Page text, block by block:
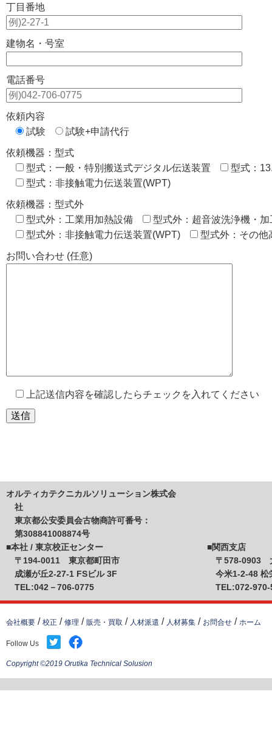
丁目番地
建物名・号室
電話番号
依頼内容
試験
試験+申請代行
依頼機器：型式
型式：一般・特別搬送式デジタル伝送装置
型式：
型式：非接触電力伝送装置(WPT)
依頼機器：型式外
型式外：工業用加熱設備
型式外：超音波洗浄機・加
型式外：非接触電力伝送装置(WPT)
型式外：その他
お問い合わせ (任意)
上記送信内容を確認したらチェックを入れてください
オルティカテクニカルソリューション株式会
社
東京都公安委員会古物商許可番号：
第308841008874号
■本社 / 東京校正センター
〒194-0011 東京都町田市
成瀬が丘2-27-1 FSビル 3F
TEL:042－706-0775
■関西支店
〒578-0903
今米1-2-48 松
TEL:072-970-
会社概要 校正 修理 販売・買取 人材派遣 人材募集 お問合せ ホーム
Follow Us
Copyright ©2019 Orutika Technical Solusion